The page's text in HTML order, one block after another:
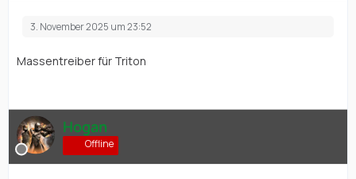
3. November 2025 um 23:52
Massentreiber für Triton
Hogan
Offline